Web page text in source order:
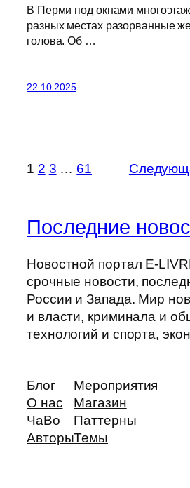
В Перми под окнами
разных местах разорванные
голова. Об …
22.10.2025
1 2 3 … 61
Последние
Новостной портал E-
срочные новости,
России и Запада. Мир
и власти, криминала и
технологий и спорта,
Блог
О нас
ЧаВо
Авторы
Мероприятия
Магазин
Паттерны
Темы